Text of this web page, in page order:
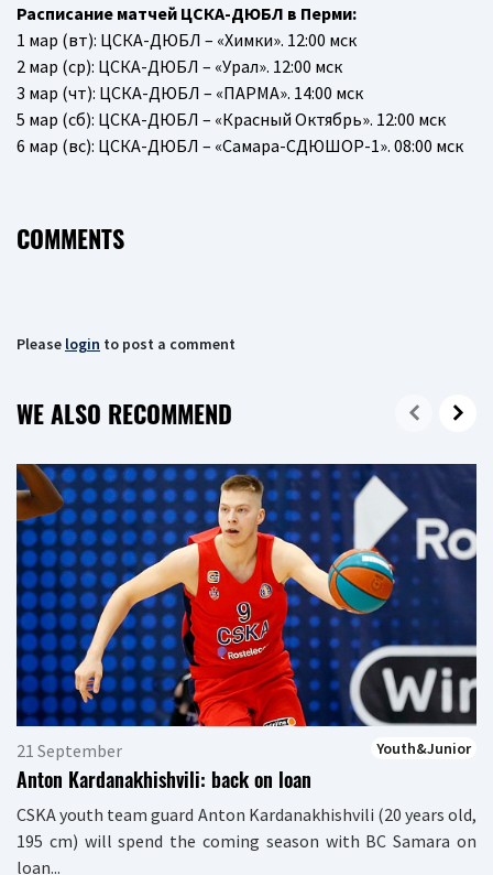
Расписание матчей ЦСКА-ДЮБЛ в Перми:
1 мар (вт): ЦСКА-ДЮБЛ – «Химки». 12:00 мск
2 мар (ср): ЦСКА-ДЮБЛ – «Урал». 12:00 мск
3 мар (чт): ЦСКА-ДЮБЛ – «ПАРМА». 14:00 мск
5 мар (сб): ЦСКА-ДЮБЛ – «Красный Октябрь». 12:00 мск
6 мар (вс): ЦСКА-ДЮБЛ – «Самара-СДЮШОР-1». 08:00 мск
COMMENTS
Please login to post a comment
WE ALSO RECOMMEND
21 September Youth&Junior
Anton Kardanakhishvili: back on loan
CSKA youth team guard Anton Kardanakhishvili (20 years old,
195 cm) will spend the coming season with BC Samara on
loan...